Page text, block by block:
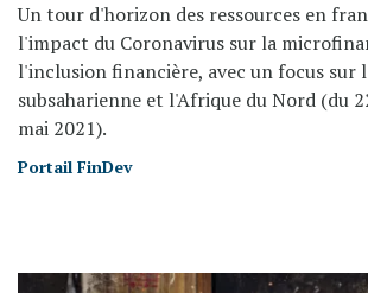
Un tour d'horizon des ressources en
l'impact du Coronavirus sur la
l'inclusion financière, avec un focus sur
subsaharienne et l'Afrique du Nord (du
mai 2021).
Portail FinDev